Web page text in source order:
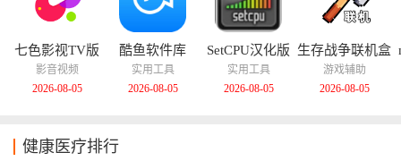
七色影视TV版
影音视频
2026-08-05
酷鱼软件库
实用工具
2026-08-05
SetCPU汉化版
实用工具
2026-08-05
生存战争联机盒
子中文版
游戏辅助
2026-08-05
健康医疗排行